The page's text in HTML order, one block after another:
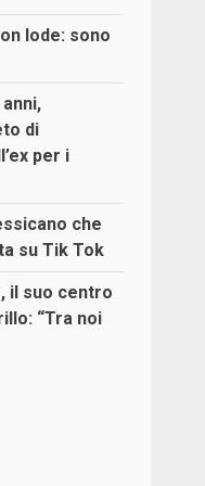
lode: sono
di
per i
che
su Tik Tok
il suo centro
“Tra noi